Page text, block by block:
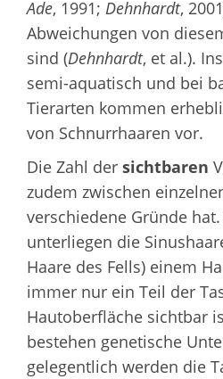
Ade, 1991; Dehnhardt,
Abweichungen von
sind (Dehnhardt, et al.).
semi-aquatisch und bei
Tierarten kommen
von Schnurrhaaren vor.
Die Zahl der sichtbaren
zudem zwischen
verschiedene Gründe
unterliegen die
Haare des Fells) einem
immer nur ein Teil der
Hautoberfläche sichtbar
bestehen genetische
gelegentlich werden die